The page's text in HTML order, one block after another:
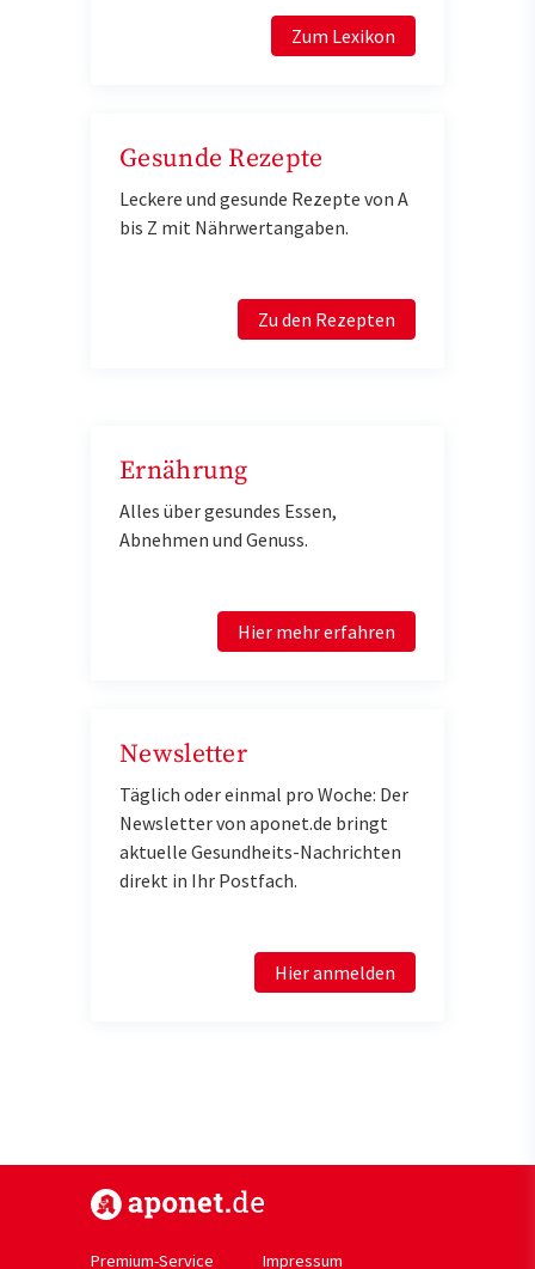
Zum Lexikon
Gesunde Rezepte
Leckere und gesunde Rezepte von A
bis Z mit Nährwertangaben.
Zu den Rezepten
Ernährung
Alles über gesundes Essen,
Abnehmen und Genuss.
Hier mehr erfahren
Newsletter
Täglich oder einmal pro Woche: Der
Newsletter von aponet.de bringt
aktuelle Gesundheits-Nachrichten
direkt in Ihr Postfach.
Hier anmelden
Premium-Service Impressum